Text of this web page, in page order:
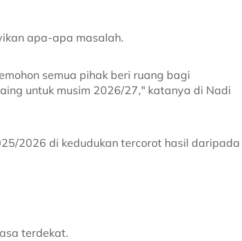
apa-apa masalah.
semua pihak beri ruang bagi
untuk musim 2026/27," katanya di Nadi
2026 di kedudukan tercorot hasil daripada
terdekat.